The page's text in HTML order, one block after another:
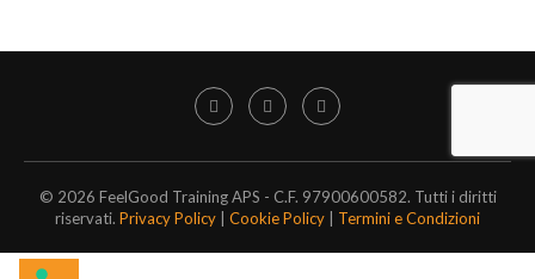
© 2026 FeelGood Training APS - C.F. 97900600582. Tutti i diritti
riservati. Privacy Policy Cookie Policy Termini e Condizioni